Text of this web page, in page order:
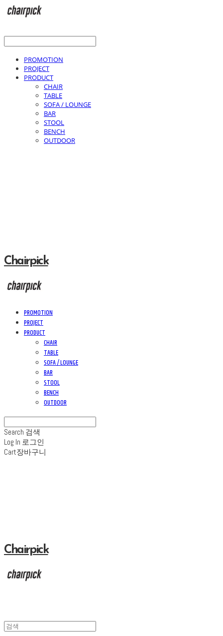
PROMOTION
PROJECT
PRODUCT
CHAIR
TABLE
SOFA / LOUNGE
BAR
STOOL
BENCH
OUTDOOR
Chairpick
PROMOTION
PROJECT
PRODUCT
CHAIR
TABLE
SOFA / LOUNGE
BAR
STOOL
BENCH
OUTDOOR
Search 검색
Log In 로그인
Cart장바구니
Chairpick